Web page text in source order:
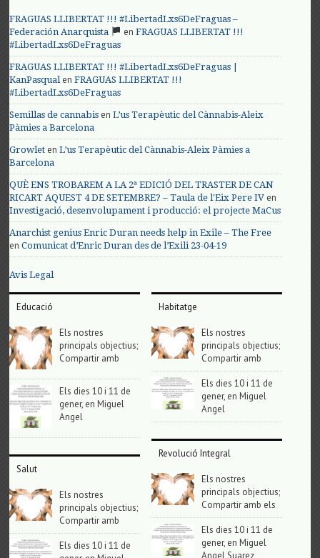
FRAGUAS LLIBERTAT !!! #LibertadLxs6DeFraguas –
Federación Anarquista
enFRAGUAS LLIBERTAT !!!
#LibertadLxs6DeFraguas
FRAGUAS LLIBERTAT !!! #LibertadLxs6DeFraguas |
KanPasqualenFRAGUAS LLIBERTAT !!!
#LibertadLxs6DeFraguas
Semillas de cannabis enL’us Terapèutic del Cànnabis-Aleix
Pàmies a Barcelona
Growlet enL’us Terapèutic del Cànnabis-Aleix Pàmies a
Barcelona
QUÈ ENS TROBAREM A LA 2ª EDICIÓ DEL TRASTER DE CAN
RICART AQUEST 4 DE SETEMBRE? – Taula de l'Eix Pere IV en
Investigació, desenvolupament i producció: el projecte MaCus
Anarchist genius Enric Duran needs help in Exile – The Free
enComunicat d’Enric Duran des de l’Exili 23-04-19
Avis Legal
Educació
Els nostres
principals objectius;
Compartir amb
Els dies 10 i 11 de
gener, en Miguel
Angel
Salut
Els nostres
principals objectius;
Compartir amb
Els dies 10 i 11 de
Habitatge
Els nostres
principals objectius;
Compartir amb
Els dies 10 i 11 de
gener, en Miguel
Angel
Revolució Integral
Els nostres
principals objectius;
Compartir amb els
Els dies 10 i 11 de
gener, en Miguel
Angel Suarez,